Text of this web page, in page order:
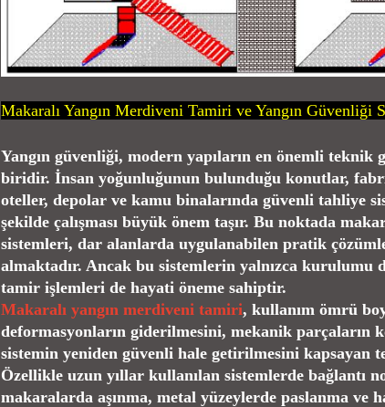
Makaralı Yangın Merdiveni Tamiri ve Yangın Güvenliği
Yangın güvenliği, modern yapıların en önemli
biridir. İnsan yoğunluğunun bulunduğu konutlar,
oteller, depolar ve kamu binalarında güvenli tahliye
şekilde çalışması büyük önem taşır. Bu noktada
sistemleri, dar alanlarda uygulanabilen pratik
almaktadır. Ancak bu sistemlerin yalnızca kurulumu
tamir işlemleri de hayati öneme sahiptir.
Makaralı yangın merdiveni tamiri, kullanım ömrü
deformasyonların giderilmesini, mekanik parçaların
sistemin yeniden güvenli hale getirilmesini kapsayan
Özellikle uzun yıllar kullanılan sistemlerde bağlantı
makaralarda aşınma, metal yüzeylerde paslanma ve